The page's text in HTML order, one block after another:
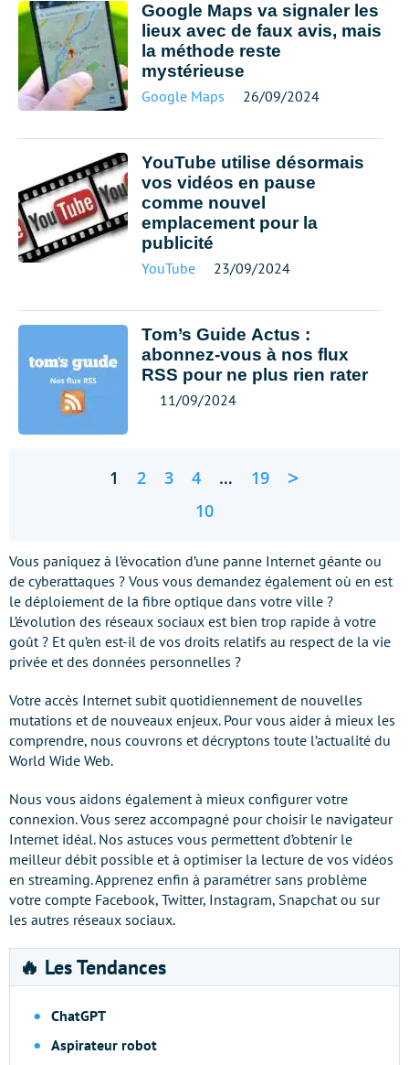
Google Maps va signaler les
lieux avec de faux avis, mais
la méthode reste
mystérieuse
Google Maps 26/09/2024
YouTube utilise désormais
vos vidéos en pause
comme nouvel
emplacement pour la
publicité
YouTube 23/09/2024
Tom’s Guide Actus :
abonnez-vous à nos flux
RSS pour ne plus rien rater
11/09/2024
1 2 3 4 … 19 >
10
Vous paniquez à l’évocation d’une panne Internet géante ou
de cyberattaques ? Vous vous demandez également où en est
le déploiement de la fibre optique dans votre ville ?
L’évolution des réseaux sociaux est bien trop rapide à votre
goût ? Et qu’en est-il de vos droits relatifs au respect de la vie
privée et des données personnelles ?
Votre accès Internet subit quotidiennement de nouvelles
mutations et de nouveaux enjeux. Pour vous aider à mieux les
comprendre, nous couvrons et décryptons toute l’actualité du
World Wide Web.
Nous vous aidons également à mieux configurer votre
connexion. Vous serez accompagné pour choisir le navigateur
Internet idéal. Nos astuces vous permettent d’obtenir le
meilleur débit possible et à optimiser la lecture de vos vidéos
en streaming. Apprenez enfin à paramétrer sans problème
votre compte Facebook, Twitter, Instagram, Snapchat ou sur
les autres réseaux sociaux.
🔥 Les Tendances
ChatGPT
Aspirateur robot